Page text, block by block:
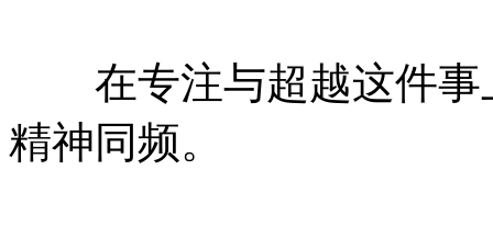
在专注与超越这件事
精神同频。